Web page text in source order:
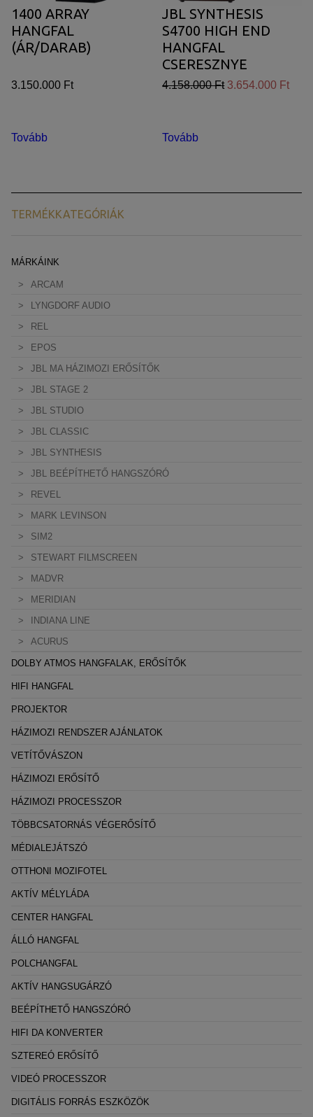
1400 ARRAY
HANGFAL
(ÁR/DARAB)
3.150.000 Ft
Tovább
JBL SYNTHESIS
S4700 HIGH END
HANGFAL
CSERESZNYE
FURNÉR
4.158.000 Ft 3.654.000 Ft
Tovább
TERMÉKKATEGÓRIÁK
MÁRKÁINK
ARCAM
LYNGDORF AUDIO
REL
EPOS
JBL MA HÁZIMOZI ERŐSÍTŐK
JBL STAGE 2
JBL STUDIO
JBL CLASSIC
JBL SYNTHESIS
JBL BEÉPÍTHETŐ HANGSZÓRÓ
REVEL
MARK LEVINSON
SIM2
STEWART FILMSCREEN
MADVR
MERIDIAN
INDIANA LINE
ACURUS
DOLBY ATMOS HANGFALAK, ERŐSÍTŐK
HIFI HANGFAL
PROJEKTOR
HÁZIMOZI RENDSZER AJÁNLATOK
VETÍTŐVÁSZON
HÁZIMOZI ERŐSÍTŐ
HÁZIMOZI PROCESSZOR
TÖBBCSATORNÁS VÉGERŐSÍTŐ
MÉDIALEJÁTSZÓ
OTTHONI MOZIFOTEL
AKTÍV MÉLYLÁDA
CENTER HANGFAL
ÁLLÓ HANGFAL
POLCHANGFAL
AKTÍV HANGSUGÁRZÓ
BEÉPÍTHETŐ HANGSZÓRÓ
HIFI DA KONVERTER
SZTEREÓ ERŐSÍTŐ
VIDEÓ PROCESSZOR
DIGITÁLIS FORRÁS ESZKÖZÖK